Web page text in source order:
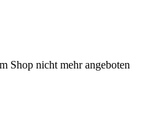
Shop nicht mehr angeboten